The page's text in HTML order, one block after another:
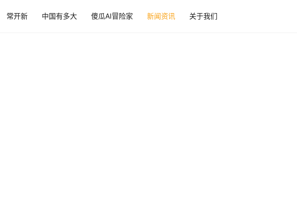
常开新 中国有多大 傻瓜AI冒险家 新闻资讯 关于我们